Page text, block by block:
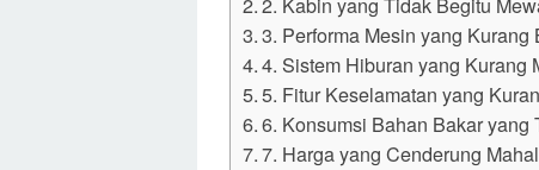
3. Performa Mesin yang Kurang
4. Sistem Hiburan yang Kurang
5. Fitur Keselamatan yang
6. Konsumsi Bahan Bakar yang
7. Harga yang Cenderung Mahal